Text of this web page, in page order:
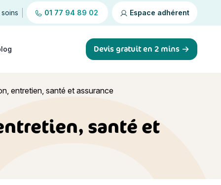
01 77 94 89 02 Espace adhérent
Devis gratuit en 2 mins
entretien, santé et assurance
santé et